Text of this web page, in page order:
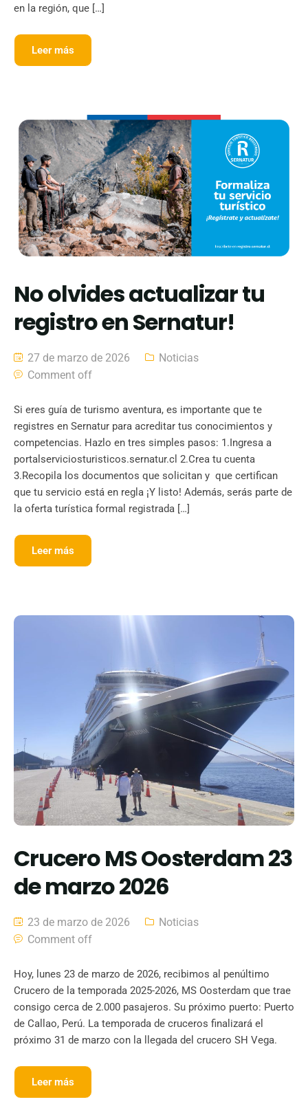
en la región, que […]
Leer más
No olvides actualizar tu
registro en Sernatur!
27 de marzo de 2026
Noticias
Comment off
Si eres guía de turismo aventura, es importante que te
registres en Sernatur para acreditar tus conocimientos y
competencias. Hazlo en tres simples pasos: 1.Ingresa a
portalserviciosturisticos.sernatur.cl 2.Crea tu cuenta
3.Recopila los documentos que solicitan y que certifican
que tu servicio está en regla ¡Y listo! Además, serás parte de
la oferta turística formal registrada […]
Leer más
Crucero MS Oosterdam 23
de marzo 2026
23 de marzo de 2026
Noticias
Comment off
Hoy, lunes 23 de marzo de 2026, recibimos al penúltimo
Crucero de la temporada 2025-2026, MS Oosterdam que trae
consigo cerca de 2.000 pasajeros. Su próximo puerto: Puerto
de Callao, Perú. La temporada de cruceros finalizará el
próximo 31 de marzo con la llegada del crucero SH Vega.
Leer más